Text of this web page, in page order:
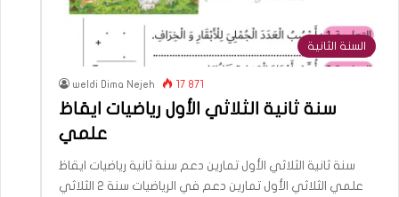
السنة الثانية
weldi Dima Nejeh 17 871
سنة ثانية الثلاثي الأول رياضيات ايقاظ
علمي
سنة ثانية الثلاثي الأول تمارين دعم سنة ثانية رياضيات ايقاظ
علمي الثلاثي الأول تمارين دعم في الرياضيات سنة 2 الثلاثي